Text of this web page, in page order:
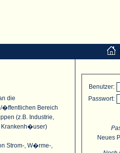
die
�ffentlichen Bereich
(z.B. Industrie,
Krankenh�user)
Strom-, W�rme-,
Benutzer:
Passwort:
Neues